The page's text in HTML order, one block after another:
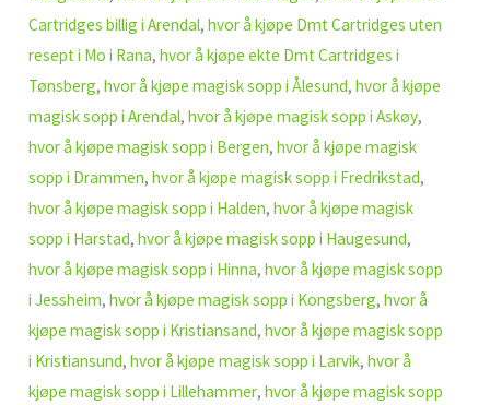
Cartridges billig i Arendal,hvor å kjøpe Dmt Cartridges uten
resept i Mo i Rana,hvor å kjøpe ekte Dmt Cartridges i
Tønsberg,hvor å kjøpe magisk sopp i Ålesund,hvor å kjøpe
magisk sopp i Arendal,hvor å kjøpe magisk sopp i Askøy,
hvor å kjøpe magisk sopp i Bergen,hvor å kjøpe magisk
sopp i Drammen,hvor å kjøpe magisk sopp i Fredrikstad,
hvor å kjøpe magisk sopp i Halden,hvor å kjøpe magisk
sopp i Harstad,hvor å kjøpe magisk sopp i Haugesund,
hvor å kjøpe magisk sopp i Hinna,hvor å kjøpe magisk sopp
i Jessheim,hvor å kjøpe magisk sopp i Kongsberg,hvor å
kjøpe magisk sopp i Kristiansand,hvor å kjøpe magisk sopp
i Kristiansund,hvor å kjøpe magisk sopp i Larvik,hvor å
kjøpe magisk sopp i Lillehammer,hvor å kjøpe magisk sopp